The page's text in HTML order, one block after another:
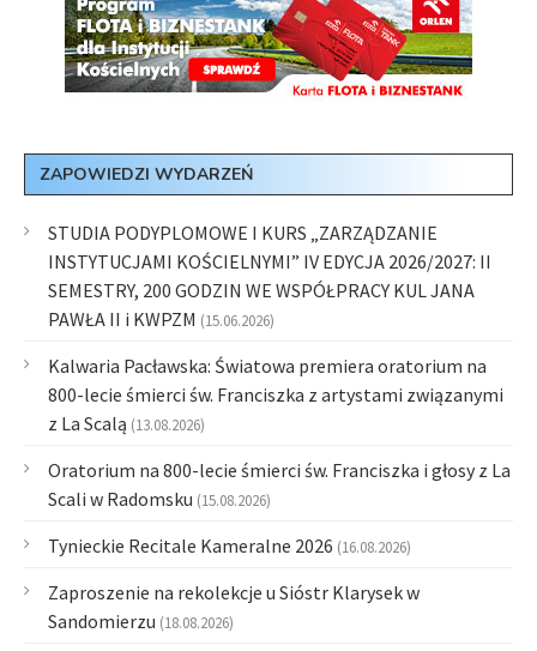
ZAPOWIEDZI WYDARZEŃ
STUDIA PODYPLOMOWE I KURS „ZARZĄDZANIE
INSTYTUCJAMI KOŚCIELNYMI” IV EDYCJA 2026/2027: II
SEMESTRY, 200 GODZIN WE WSPÓŁPRACY KUL JANA
PAWŁA II i KWPZM (15.06.2026)
Kalwaria Pacławska: Światowa premiera oratorium na
800-lecie śmierci św. Franciszka z artystami związanymi
z La Scalą (13.08.2026)
Oratorium na 800-lecie śmierci św. Franciszka i głosy z La
Scali w Radomsku (15.08.2026)
Tynieckie Recitale Kameralne 2026 (16.08.2026)
Zaproszenie na rekolekcje u Sióstr Klarysek w
Sandomierzu (18.08.2026)